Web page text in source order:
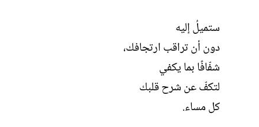
ستميلُ إليه
دون أن تراقب ارتجافك،
شفّافًا بما يكفي
لتكفّ عن شرح قلبك
كل مساء.